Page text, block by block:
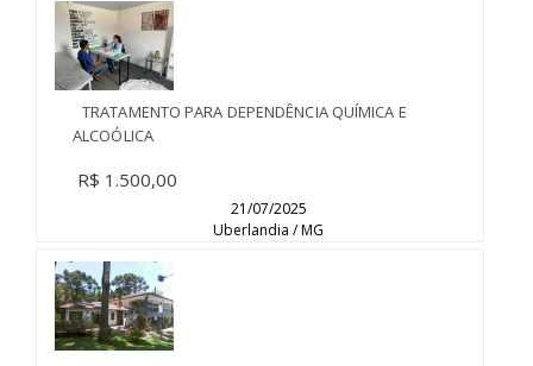
TRATAMENTO PARA DEPENDÊNCIA QUÍMICA E
ALCOÓLICA
R$ 1.500,00
21/07/2025
Uberlandia / MG